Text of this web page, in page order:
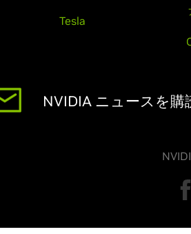
Tesla
NVIDIA ニュースを購